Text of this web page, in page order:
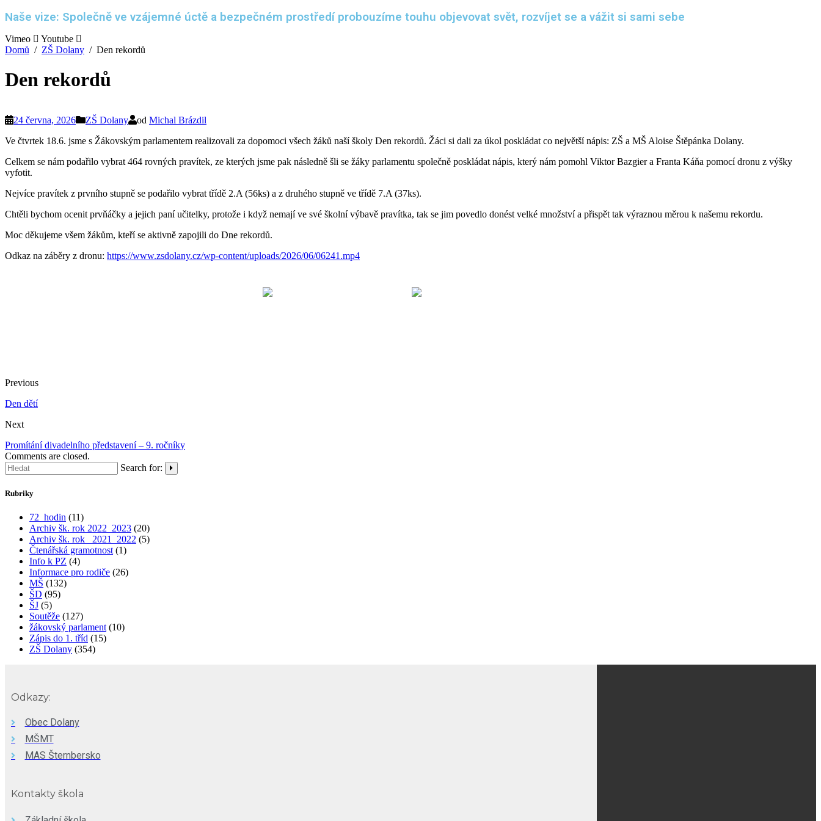
Naše vize: Společně ve vzájemné úctě a bezpečném prostředí probouzíme touhu objevovat svět, rozvíjet se a vážit si sami sebe
Vimeo
Youtube
Domů
ZŠ Dolany Den rekordů
Den rekordů
24 června, 2026 ZŠ Dolany od Michal Brázdil
Ve čtvrtek 18.6. jsme s Žákovským parlamentem realizovali za dopomoci všech žáků naší školy Den rekordů. Žáci si dali za úkol poskládat co největší nápis: ZŠ a MŠ Aloise Štěpánka Dolany.
Celkem se nám podařilo vybrat 464 rovných pravítek, ze kterých jsme pak následně šli se žáky parlamentu společně poskládat nápis, který nám pomohl Viktor Bazgier a Franta Káňa pomocí dronu z výšky
vyfotit.
Nejvíce pravítek z prvního stupně se podařilo vybrat třídě 2.A (56ks) a z druhého stupně ve třídě 7.A (37ks).
Chtěli bychom ocenit prvňáčky a jejich paní učitelky, protože i když nemají ve své školní výbavě pravítka, tak se jim povedlo donést velké množství a přispět tak výraznou měrou k našemu rekordu.
Moc děkujeme všem žákům, kteří se aktivně zapojili do Dne rekordů.
Odkaz na záběry z dronu: https://www.zsdolany.cz/wp-content/uploads/2026/06/06241.mp4
Previous
Den dětí
Next
Promítání divadelního představení – 9. ročníky
Comments are closed.
Search for:
Rubriky
72_hodin (11)
Archiv šk. rok 2022_2023 (20)
Archiv šk. rok_ 2021_2022 (5)
Čtenářská gramotnost (1)
Info k PZ (4)
Informace pro rodiče (26)
MŠ (132)
ŠD (95)
ŠJ (5)
Soutěže (127)
žákovský parlament (10)
Zápis do 1. tříd (15)
ZŠ Dolany (354)
Odkazy:
Obec Dolany
MŠMT
MAS Šternbersko
Kontakty škola